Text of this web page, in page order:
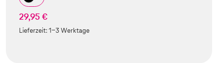
29,95 €
Lieferzeit:1-3 Werktage